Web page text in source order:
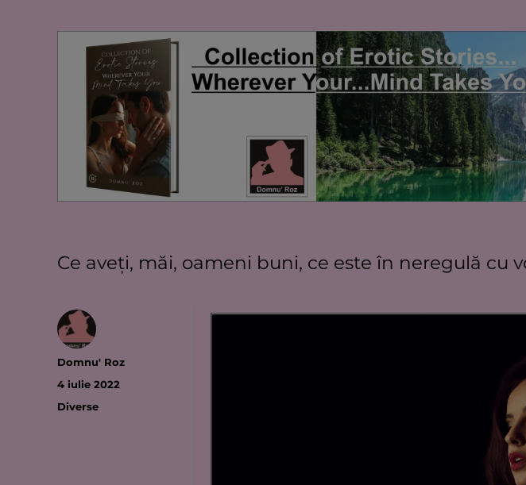
Ce aveţi, măi, oameni buni, ce este în neregulă cu
Autor
Domnu' Roz
Publicat
pe
4 iulie 2022
Categorii
Diverse